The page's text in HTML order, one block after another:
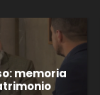
memoria